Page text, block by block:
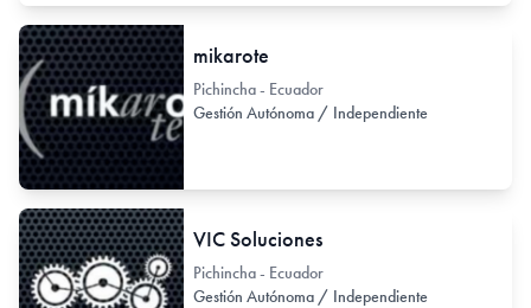
mikarote
Pichincha - Ecuador
Gestión Autónoma / Independiente
VIC Soluciones
Pichincha - Ecuador
Gestión Autónoma / Independiente